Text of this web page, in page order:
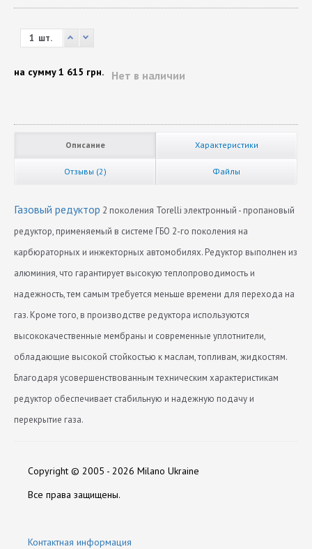
шт.
Нет в наличии
на сумму1 615 грн.
Описание Характеристики
Отзывы (2) Файлы
Газовый редуктор 2 поколения Torelli электронный - пропановый
редуктор, применяемый в системе ГБО 2-го поколения на
карбюраторных и инжекторных автомобилях. Редуктор выполнен из
алюминия, что гарантирует высокую теплопроводимость и
надежность, тем самым требуется меньше времени для перехода на
газ. Кроме того, в производстве редуктора используются
высококачественные мембраны и современные уплотнители,
обладающие высокой стойкостью к маслам, топливам, жидкостям.
Благодаря усовершенствованным техническим характеристикам
редуктор обеспечивает стабильную и надежную подачу и
перекрытие газа.
Вход (мм)
19.09.2016
Хороший обогрев
Скачать katalog-produktsii-torelli.pdf
Copyright © 2005 - 2026 Milano Ukraine
Все права защищены.
Контактная информация